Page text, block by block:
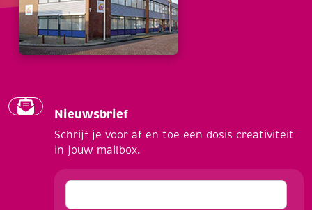
Nieuwsbrief
Schrijf je voor af en toe een dosis creativiteit
in jouw mailbox.